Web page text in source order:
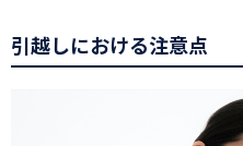
引越しにおける注意点